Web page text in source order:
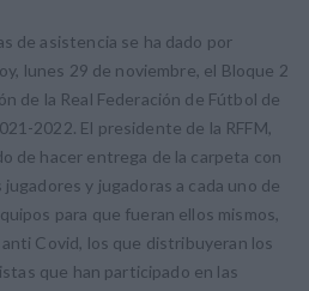
de asistencia se ha dado por
lunes 29 de noviembre, el Bloque 2
de la Real Federación de Fútbol de
2022. El presidente de la RFFM,
de hacer entrega de la carpeta con
y jugadoras a cada uno de
para que fueran ellos mismos,
Covid, los que distribuyeran los
que han participado en las